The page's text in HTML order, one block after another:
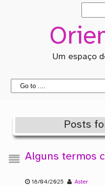
Um espaço
Posts
Alguns termos
18/04/2025
Aster